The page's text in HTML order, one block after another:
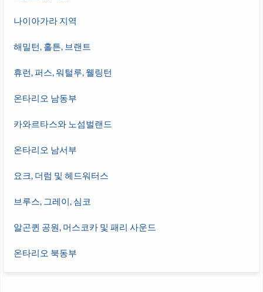
나이아가라 지역
해밀턴, 홀튼, 브랜트
휴런, 퍼스, 워털루, 웰링턴
온타리오 남동부
카와르타스와 노섬벌랜드
온타리오 남서부
요크, 더럼 및 헤드워터스
브루스, 그레이, 심코
알곤퀸 공원, 머스코카 및 패리 사운드
온타리오 북동부